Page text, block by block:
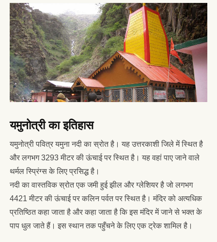
यमुनोत्री का इतिहास
यमुनोत्री पवित्र यमुना नदी का स्रोत है। यह उत्तरकाशी जिले में स्थित है
और लगभग 3293 मीटर की ऊंचाई पर स्थित है। यह वहां पाए जाने वाले
थर्मल स्प्रिंग्स के लिए प्रसिद्ध है।
नदी का वास्तविक स्रोत एक जमी हुई झील और ग्लेशियर है जो लगभग
4421 मीटर की ऊंचाई पर कलिन पर्वत पर स्थित है। मंदिर को अत्यधिक
प्रतिष्ठित कहा जाता है और कहा जाता है कि इस मंदिर में जाने से भक्त के
पाप धुल जाते हैं। इस स्थान तक पहुँचने के लिए एक ट्रेक शामिल है।